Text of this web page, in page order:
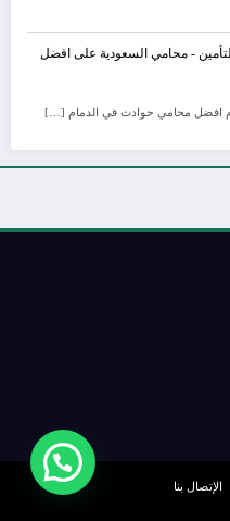
- محامي السعودية على افضل
افضل محامي حوادث في الدمام […]
الإتصال بنا